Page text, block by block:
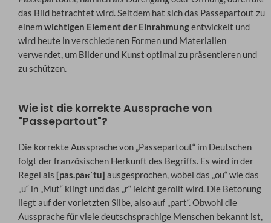
das Bild betrachtet wird. Seitdem hat sich das Passepartout zu
einemwichtigen Element der Einrahmungentwickelt und
wird heute in verschiedenen Formen und Materialien
verwendet, um Bilder und Kunst optimal zu präsentieren und
zu schützen.
Wie ist die korrekte Aussprache von
"Passepartout"?
Die korrekte Aussprache von „Passepartout“ im Deutschen
folgt der französischen Herkunft des Begriffs. Es wird in der
Regel als [pas.paʁˈtu] ausgesprochen, wobei das „ou“ wie das
„u“ in „Mut“ klingt und das „r“ leicht gerollt wird. Die Betonung
liegt auf der vorletzten Silbe, also auf „part“. Obwohl die
Aussprache für viele deutschsprachige Menschen bekannt ist,